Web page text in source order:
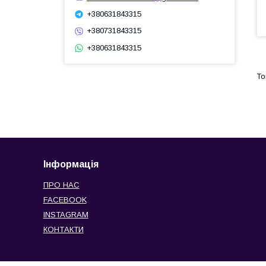
+380631843315
+380731843315
+380631843315
Інформація
ПРО НАС
FACEBOOK
INSTAGRAM
КОНТАКТИ